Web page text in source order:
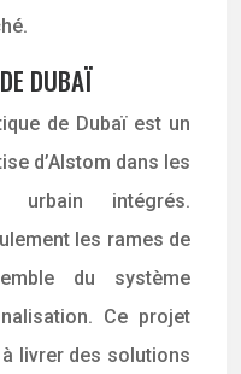
DUBAÏ
de Dubaï est un
d’Alstom dans les
urbain intégrés.
les rames de
du système
Ce projet
livrer des solutions